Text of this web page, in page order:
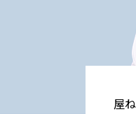
屋